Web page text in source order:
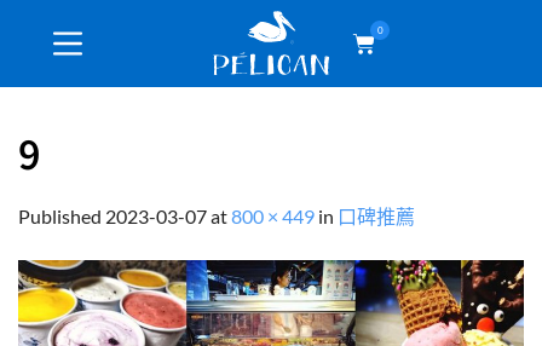
0
9
Published 2023-03-07at800 × 449 in 口碑推薦